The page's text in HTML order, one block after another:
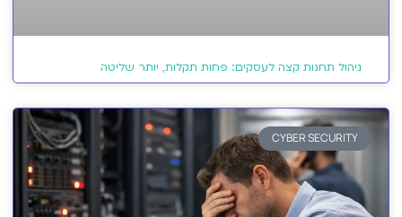
ניהול תחנות קצה לעסקים: פחות תקלות, יותר שליטה
CYBER SECURITY